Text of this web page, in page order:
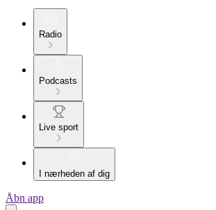
Radio
Podcasts
Live sport
I nærheden af dig
Åbn app